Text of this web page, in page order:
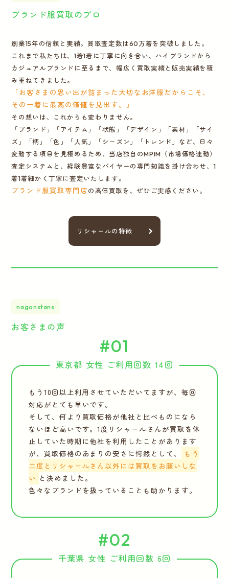
ブランド服買取のプロ
創業15年の信頼と実績。買取査定数は60万着を突破しました。
これまで私たちは、1着1着に丁寧に向き合い、ハイブランドから
カジュアルブランドに至るまで、幅広く買取実績と販売実績を積
み重ねてきました。
「お客さまの思い出が詰まった大切なお洋服だからこそ、
その一着に最高の価値を見出す。」
その想いは、これからも変わりません。
「ブランド」「アイテム」「状態」「デザイン」「素材」「サイ
ズ」「柄」「色」「人気」「シーズン」「トレンド」など、日々
変動する項目を見極めるため、当店独自のMPIM（市場価格連動）
査定システムと、経験豊富なバイヤーの専門知識を掛け合わせ、1
着1着細かく丁寧に査定いたします。
ブランド服買取専門店の高価買取を、ぜひご実感ください。
リシャールの特徴
nagonstans
お客さまの声
#01
東京都 女性 ご利用回数 14回
もう10回以上利用させていただいてますが、毎回
対応がとても早いです。
そして、何より買取価格が他社と比べものになら
ないほど高いです。1度リシャールさんが買取を休
止していた時期に他社を利用したことがあります
が、買取価格のあまりの安さに愕然として、
もう
二度とリシャールさん以外には買取をお願いしな
い と決めました。
色々なブランドを扱っていることも助かります。
#02
千葉県 女性 ご利用回数 6回